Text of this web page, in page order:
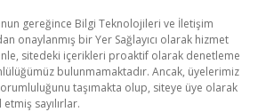
gereğince Bilgi Teknolojileri ve İletişim
onaylanmış bir Yer Sağlayıcı olarak hizmet
sitedeki içerikleri proaktif olarak denetleme
bulunmamaktadır. Ancak, üyelerimiz
taşımakta olup, siteye üye olarak
sayılırlar.